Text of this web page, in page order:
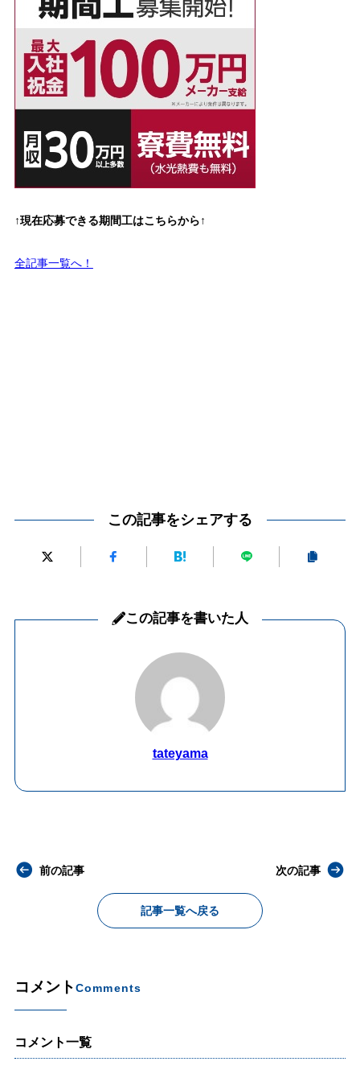
↑現在応募できる期間工はこちらから↑
全記事一覧へ！
この記事をシェアする
この記事を書いた人
tateyama
前の記事
記事一覧へ戻る
次の記事
コメントComments
コメント一覧